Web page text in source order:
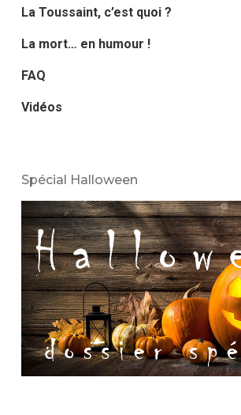
La Toussaint, c’est quoi ?
La mort… en humour !
FAQ
Vidéos
Spécial Halloween